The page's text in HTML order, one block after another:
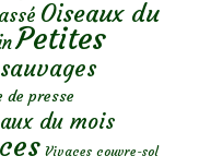
Oiseaux du
Petites
de presse
du mois
Vivaces couvre-sol